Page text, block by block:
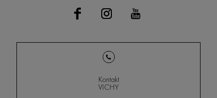
Kontakt
VICHY